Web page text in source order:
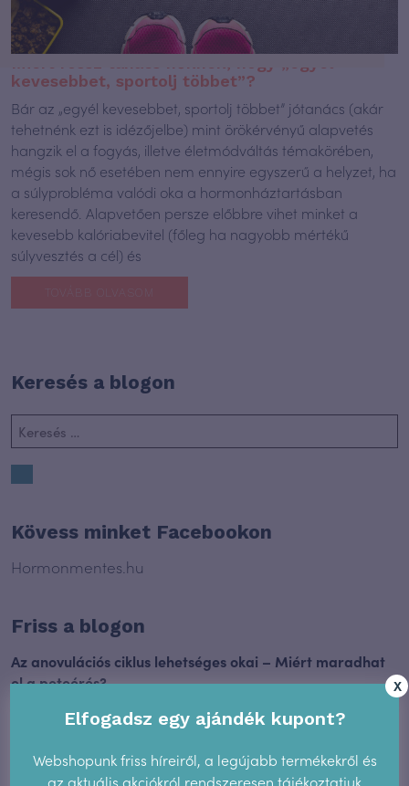
kevesebbet, sportolj többet”?
Bár az „egyél kevesebbet, sportolj többet” jótanács (akár
tehetnénk ezt is idézőjelbe) mint örökérvényű alapvetés
hangzik el a fogyás, illetve életmódváltás témakörében,
mégis sok nő esetében nem ennyire egyszerű a helyzet, ha
a súlyprobléma valódi oka a hormonháztartásban
keresendő. Alapvetően persze előbbre vihet minket a
kevesebb kalóriabevitel (főleg ha nagyobb mértékű
súlyvesztés a cél) és
Keresés a blogon
Kövess minket Facebookon
Hormonmentes.hu
Friss a blogon
Az anovulációs ciklus lehetséges okai – Miért maradhat
el a peteérés?
2025.12.17.
X
Elfogadsz egy ajándék kupont?
Webshopunk friss híreiről, a legújabb termékekről és
az aktuális akciókról rendszeresen tájékoztatjuk